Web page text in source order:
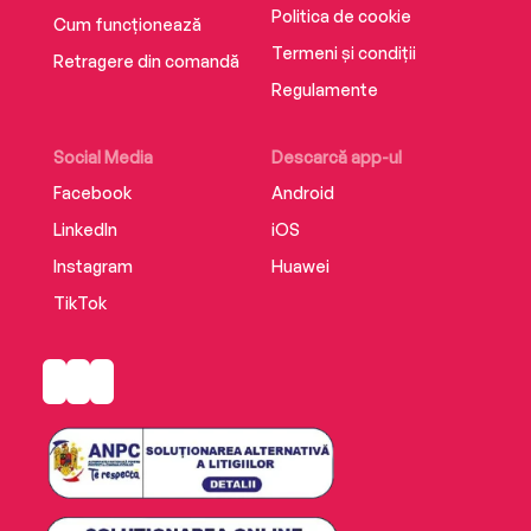
‘Sweet, funny and deliciously heart-warming’
Frankly, My Dear…
true sign of how much I enjoyed it’ Life Appears
Cum funcționează
Retragere din comandă
Social Media
Facebook
LinkedIn
Instagram
TikTok
Descarcă app-ul
Android
iOS
Huawei
Politica de cookie
Termeni și condiții
Regulamente